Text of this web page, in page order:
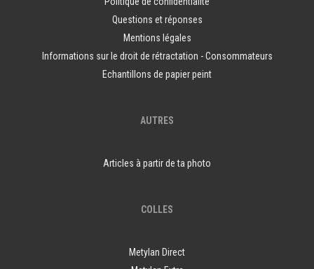
Questions et réponses
Mentions légales
Informations sur le droit de rétractation - Consommateurs
Echantillons de papier peint
AUTRES
Articles à partir de ta photo
COLLES
Metylan Direct